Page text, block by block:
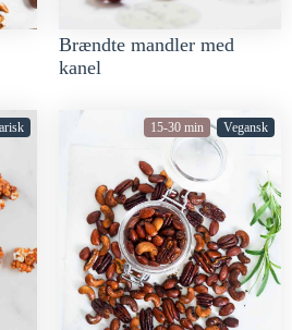
Brændte mandler med
kanel
15-30 min Vegansk